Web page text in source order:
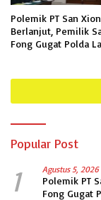
Polemik PT San
Berlanjut, Pemilik
Fong Gugat Polda
Popular Post
1 Agustus 5, 2026
Polemik PT
Fong Gugat